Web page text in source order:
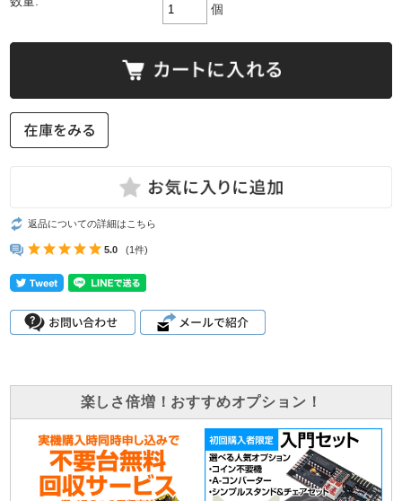
個
返品についての詳細はこちら
5.0 (1件)
楽しさ倍増！おすすめオプション！